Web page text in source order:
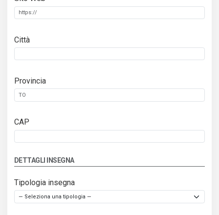
Città
Provincia
CAP
DETTAGLI INSEGNA
Tipologia insegna